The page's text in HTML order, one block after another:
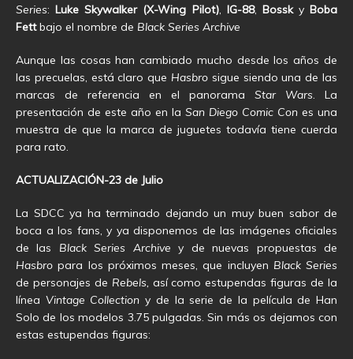
Series:Luke Skywalker (X-Wing Pilot), IG-88, Bossky Boba
Fettbajo el nombre de Black Series Archive
Aunque las cosas han cambiado mucho desde los años de
las precuelas, está claro que Hasbro sigue siendo una de las
marcas de referencia en el panorama Star Wars. La
presentación de este año en la San Diego Comic Con es una
muestra de que la marca de juguetes todavía tiene cuerda
para rato.
ACTUALIZACIÓN-23 de Julio
La SDCC ya ha terminado dejando un muy buen sabor de
boca a los fans, y ya disponemos de las imágenes oficiales
de las Black Series Archive y de nuevas propuestas de
Hasbro para los próximos meses, que incluyen Black Series
de personajes de Rebels, así como estupendas figuras de la
línea Vintage Collection y de la serie de la película de Han
Solo de los modelos 3.75 pulgadas. Sin más os dejamos con
estas estupendas figuras: